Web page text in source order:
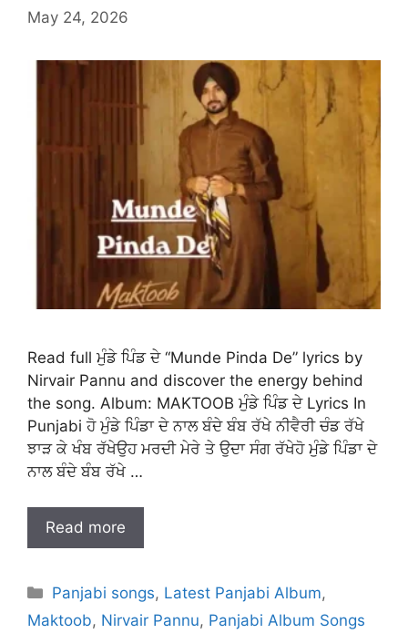
May 24, 2026
Read full ਮੁੰਡੇ ਪਿੰਡ ਦੇ “Munde Pinda De” lyrics by
Nirvair Pannu and discover the energy behind
the song. Album: MAKTOOB ਮੁੰਡੇ ਪਿੰਡ ਦੇ Lyrics In
Punjabi ਹੋ ਮੁੰਡੇ ਪਿੰਡਾ ਦੇ ਨਾਲ ਬੰਦੇ ਬੰਬ ਰੱਖੇ ਨੀਵੈਰੀ ਚੰਡ ਰੱਖੇ
ਝਾੜ ਕੇ ਖੰਬ ਰੱਖੇਉਹ ਮਰਦੀ ਮੇਰੇ ਤੇ ਉਦਾ ਸੰਗ ਰੱਖੇਹੋ ਮੁੰਡੇ ਪਿੰਡਾ ਦੇ
ਨਾਲ ਬੰਦੇ ਬੰਬ ਰੱਖੇ …
Read more
Categories
Panjabi songs, Latest Panjabi Album,
Maktoob, Nirvair Pannu, Panjabi Album Songs